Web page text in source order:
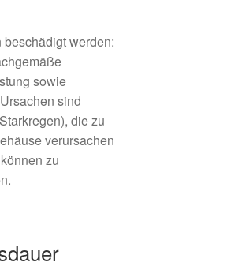
werden:
sowie
sind
die zu
verursachen
zu